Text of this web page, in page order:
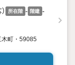
所在階 - 階建 -
木町・59085